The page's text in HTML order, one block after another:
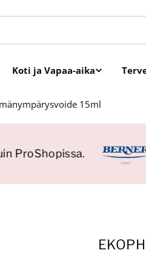
Koti ja Vapaa-aika
15ml
ProShopissa.